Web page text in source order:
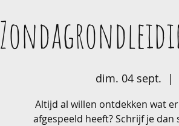
dim. 04 sept.
  |
Altijd al willen ontdekken wat
afgespeeld heeft? Schrijf je